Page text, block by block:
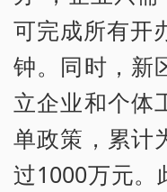
可完成所有开
钟。同时，新
立企业和个体
单政策，累计
过1000万元。